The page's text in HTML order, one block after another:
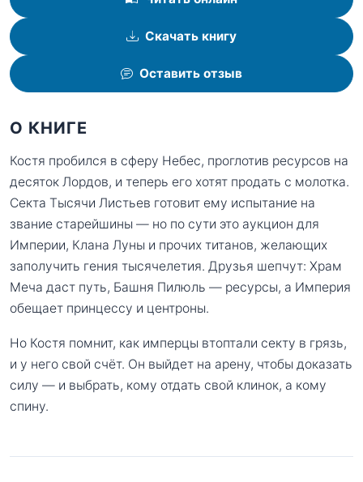
Скачать книгу
Оставить отзыв
О КНИГЕ
Костя пробился в сферу Небес, проглотив ресурсов на
десяток Лордов, и теперь его хотят продать с молотка.
Секта Тысячи Листьев готовит ему испытание на
звание старейшины — но по сути это аукцион для
Империи, Клана Луны и прочих титанов, желающих
заполучить гения тысячелетия. Друзья шепчут: Храм
Меча даст путь, Башня Пилюль — ресурсы, а Империя
обещает принцессу и центроны.
Но Костя помнит, как имперцы втоптали секту в грязь,
и у него свой счёт. Он выйдет на арену, чтобы доказать
силу — и выбрать, кому отдать свой клинок, а кому
спину.